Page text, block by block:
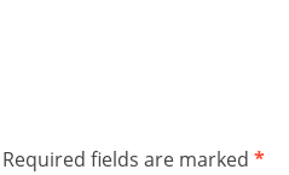
Required fields are marked *